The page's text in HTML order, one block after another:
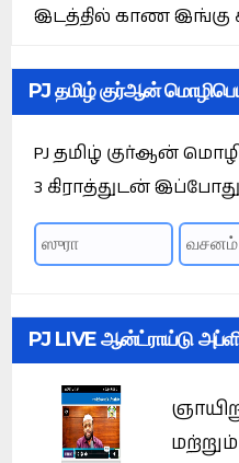
இடத்தில் காண இங்கு
PJ தமிழ் குர்ஆன்
PJ தமிழ் குர்ஆன்
3 கிராத்துடன் இப்போது
PJ LIVE ஆன்ட்ராய்டு